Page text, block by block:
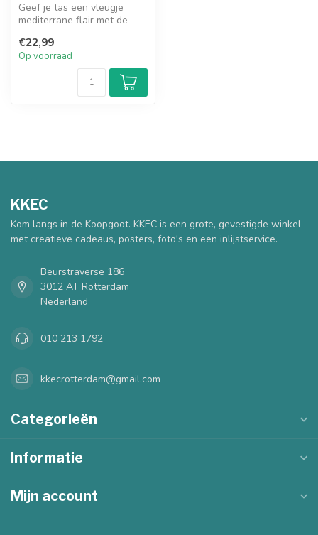
Geef je tas een vleugje
mediterrane flair met de
stijlvolle...
€22,99
Op voorraad
KKEC
Kom langs in de Koopgoot. KKEC is een grote, gevestigde winkel
met creatieve cadeaus, posters, foto's en een inlijstservice.
Beurstraverse 186
3012 AT Rotterdam
Nederland
010 213 1792
kkecrotterdam@gmail.com
Categorieën
Informatie
Mijn account